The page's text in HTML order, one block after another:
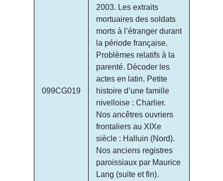
099CG019
2003. Les extraits
mortuaires des soldats
morts à l’étranger durant
la période française.
Problèmes relatifs à la
parenté. Décoder les
actes en latin. Petite
histoire d’une famille
nivelloise : Charlier.
Nos ancêtres ouvriers
frontaliers au XIXe
siècle : Halluin (Nord).
Nos anciens registres
paroissiaux par Maurice
Lang (suite et fin).